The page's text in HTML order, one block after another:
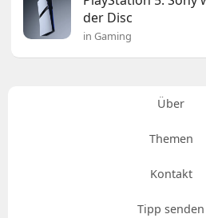
der Disc
in Gaming
Über
Themen
Kontakt
Tipp senden